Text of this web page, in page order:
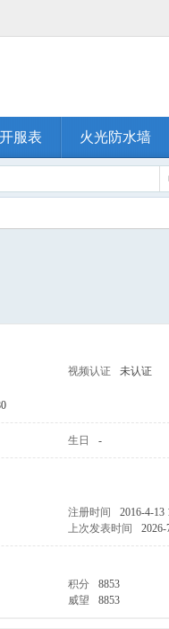
服表 火光防水墙
视频认证 未认证
生日 -
注册时间
2016-4-13
上次发表时间 2026-
积分
8853
威望 8853